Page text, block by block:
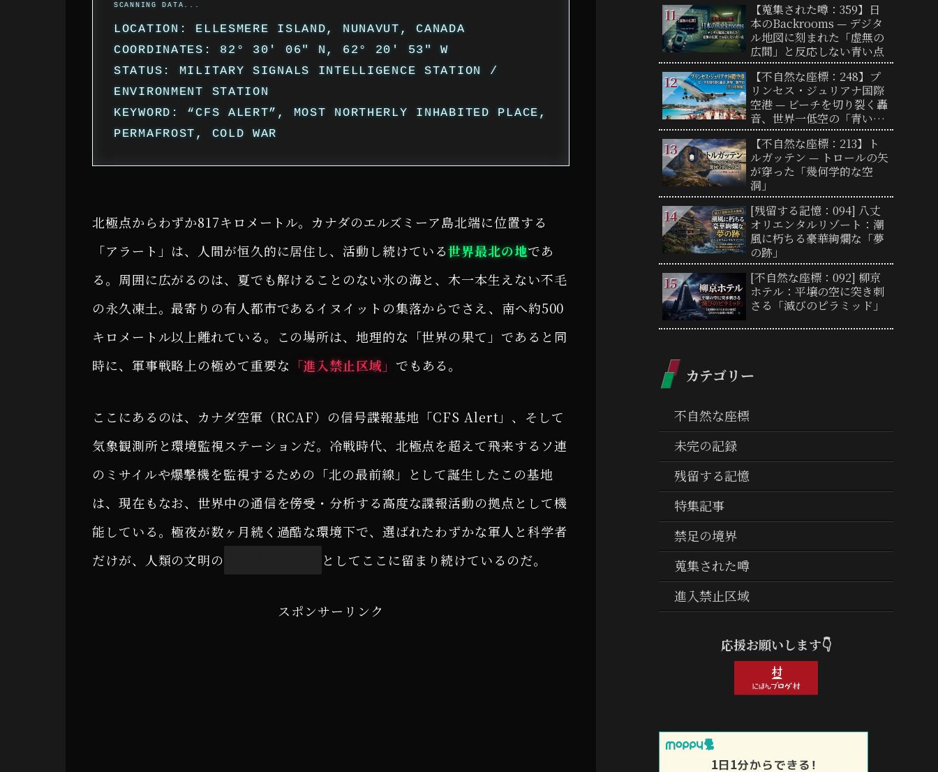
LOCATION: ELLESMERE ISLAND, NUNAVUT, CANADA
COORDINATES: 82° 30′ 06″ N, 62° 20′ 53″ W
STATUS: MILITARY SIGNALS INTELLIGENCE STATION /
ENVIRONMENT STATION
KEYWORD: “CFS ALERT”, MOST NORTHERLY INHABITED PLACE,
PERMAFROST, COLD WAR
北極点からわずか817キロメートル。カナダのエルズミーア島北端に位置する
「アラート」は、人間が恒久的に居住し、活動し続けている世界最北の地であ
る。周囲に広がるのは、夏でも解けることのない氷の海と、木一本生えない不毛
の永久凍土。最寄りの有人都市であるイヌイットの集落からでさえ、南へ約500
キロメートル以上離れている。この場所は、地理的な「世界の果て」であると同
時に、軍事戦略上の極めて重要な 「進入禁止区域」 でもある。
ここにあるのは、カナダ空軍（RCAF）の信号諜報基地「CFS Alert」、そして
気象観測所と環境監視ステーションだ。冷戦時代、北極点を超えて飛来するソ連
のミサイルや爆撃機を監視するための「北の最前線」として誕生したこの基地
は、現在もなお、世界中の通信を傍受・分析する高度な諜報活動の拠点として機
能している。極夜が数ヶ月続く過酷な環境下で、選ばれたわずかな軍人と科学者
だけが、人類の文明の
としてここに留まり続けているのだ。
スポンサーリンク
【蒐集された噂：359】日
本のBackrooms — デジタ
ル地図に刻まれた「虚無の
広間」と反応しない青い点
【不自然な座標：248】プ
リンセス・ジュリアナ国際
空港 — ビーチを切り裂く轟
音、世界一低空の「青い境
界線」
【不自然な座標：213】ト
ルガッテン — トロールの矢
が穿った「幾何学的な空
洞」
[残留する記憶：094] 八丈
オリエンタルリゾート：潮
風に朽ちる豪華絢爛な「夢
の跡」
[不自然な座標：092] 柳京
ホテル：平壌の空に突き刺
さる「滅びのピラミッド」
カテゴリー
不自然な座標
未完の記録
残留する記憶
特集記事
禁足の境界
蒐集された噂
進入禁止区域
応援お願いします👇